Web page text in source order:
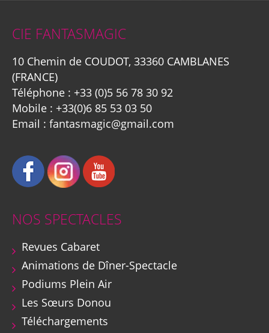
CIE FANTASMAGIC
10 Chemin de COUDOT, 33360 CAMBLANES
(FRANCE)
Téléphone : +33 (0)5 56 78 30 92
Mobile : +33(0)6 85 53 03 50
Email : fantasmagic@gmail.com
NOS SPECTACLES
Revues Cabaret
Animations de Dîner-Spectacle
Podiums Plein Air
Les Sœurs Donou
Téléchargements